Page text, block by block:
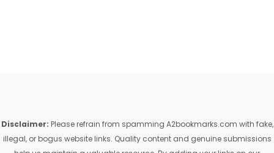
Disclaimer: Please refrain from spamming A2bookmarks.com with fake,
illegal, or bogus website links. Quality content and genuine submissions